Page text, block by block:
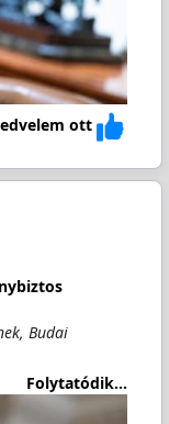
ott
Budai
Folytatódik...